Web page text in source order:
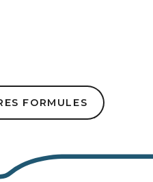
FORMULES